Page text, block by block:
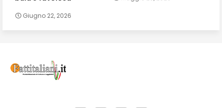
Giugno 22, 2026